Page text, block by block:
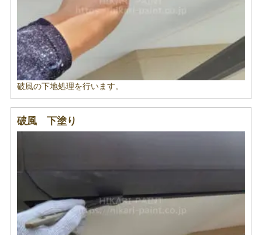
破風の下地処理を行います。
破風 下塗り